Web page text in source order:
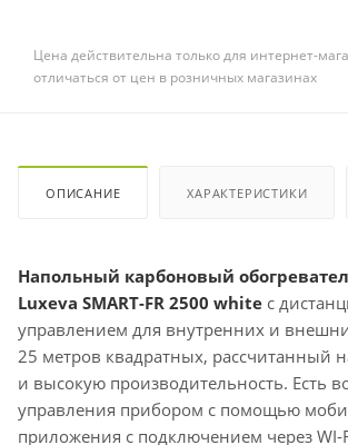
Цена действительна только для интернет-
отличаться от цен в розничных магазинах
ОПИСАНИЕ ХАРАКТЕРИСТИКИ
Напольный карбоновый
Luxevа SMART-FR 2500 white с
управлением для внутренних и
25 метров квадратных, рассчитанный
и высокую производительность. Есть
управления прибором с помощью
приложения с подключением через WI-